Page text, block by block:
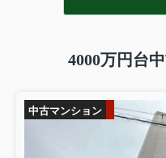
4000万円台
中古マンション